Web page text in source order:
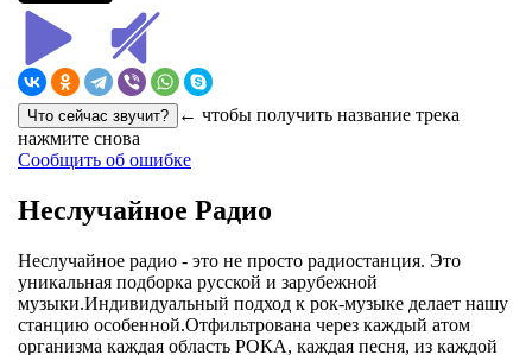
← чтобы получить название трека
нажмите снова
Сообщить об ошибке
Неслучайное Радио
Неслучайное радио - это не просто радиостанция. Это
уникальная подборка русской и зарубежной
музыки.Индивидуальный подход к рок-музыке делает нашу
станцию особенной.Отфильтрована через каждый атом
организма каждая область РОКА, каждая песня, из каждой